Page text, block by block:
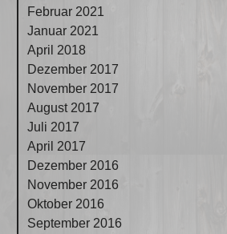
Februar 2021
Januar 2021
April 2018
Dezember 2017
November 2017
August 2017
Juli 2017
April 2017
Dezember 2016
November 2016
Oktober 2016
September 2016